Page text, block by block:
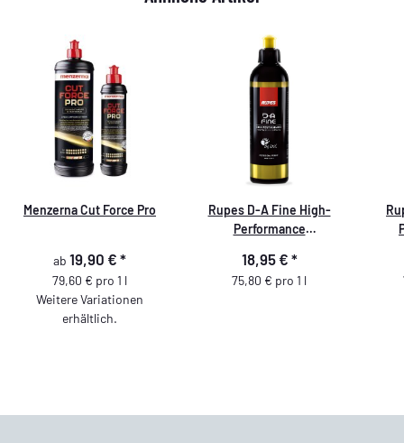
Menzerna Cut Force Pro
ab 19,90 € *
79,60 € pro 1 l
Weitere Variationen
erhältlich.
Rupes D-A Fine High-
Performance
18,95 € *
75,80 € pro 1 l